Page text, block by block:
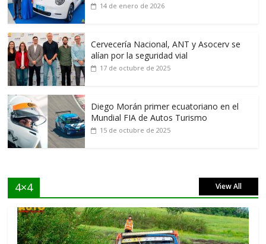
14 de enero de 2026
Cervecería Nacional, ANT y Asocerv se
alían por la seguridad vial
17 de octubre de 2025
Diego Morán primer ecuatoriano en el
Mundial FIA de Autos Turismo
15 de octubre de 2025
4×4 View All